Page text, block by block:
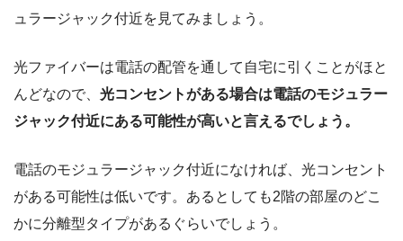
ュラージャック付近を見てみましょう。
光ファイバーは電話の配管を通して自宅に引くことがほと
んどなので、 光コンセントがある場合は電話のモジュラー
ジャック付近にある可能性が高いと言えるでしょう。
電話のモジュラージャック付近になければ、光コンセント
がある可能性は低いです。あるとしても2階の部屋のどこ
かに分離型タイプがあるぐらいでしょう。